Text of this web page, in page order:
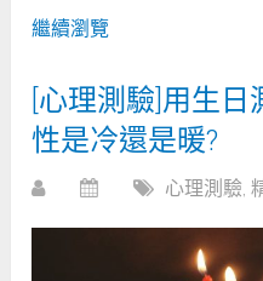
繼續瀏覽
[心理測驗]用生日
性是冷還是暖?
心理測驗,